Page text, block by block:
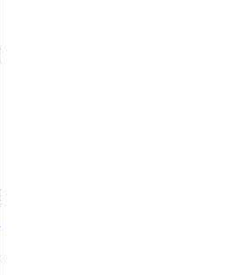
GRATUITES
nous sur